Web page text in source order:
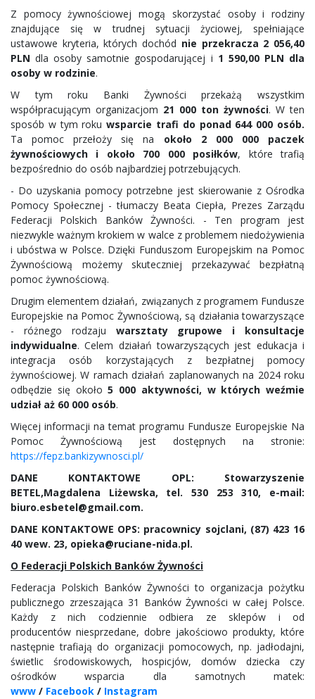
Z pomocy żywnościowej mogą skorzystać osoby i rodziny
znajdujące się w trudnej sytuacji życiowej, spełniające
ustawowe kryteria, których dochód nie przekracza 2 056,40
PLN dla osoby samotnie gospodarującej i 1 590,00 PLN dla
osoby w rodzinie.
W tym roku Banki Żywności przekażą wszystkim
współpracującym organizacjom 21 000 ton żywności. W ten
sposób w tym rokuwsparcie trafi do ponad 644 000 osób.
Ta pomoc przełoży się na około 2 000 000 paczek
żywnościowych i około 700 000 posiłków, które trafią
bezpośrednio do osób najbardziej potrzebujących.
- Do uzyskania pomocy potrzebne jest skierowanie z Ośrodka
Pomocy Społecznej - tłumaczy Beata Ciepła, Prezes Zarządu
Federacji Polskich Banków Żywności. - Ten program jest
niezwykle ważnym krokiem w walce z problemem niedożywienia
i ubóstwa w Polsce. Dzięki Funduszom Europejskim na Pomoc
Żywnościową możemy skuteczniej przekazywać bezpłatną
pomoc żywnościową.
Drugim elementem działań, związanych z programem Fundusze
Europejskie na Pomoc Żywnościową, są działania towarzyszące
- różnego rodzaju warsztaty grupowe i konsultacje
indywidualne. Celem działań towarzyszących jest edukacja i
integracja osób korzystających z bezpłatnej pomocy
żywnościowej. W ramach działań zaplanowanych na 2024 roku
odbędzie się około5 000 aktywności, w których weźmie
udział aż 60 000 osób.
Więcej informacji na temat programu Fundusze Europejskie Na
Pomoc Żywnościową jest dostępnych na stronie:
https://fepz.bankizywnosci.pl/
DANE KONTAKTOWE OPL: Stowarzyszenie
BETEL,Magdalena Liżewska, tel. 530 253 310, e-mail:
biuro.esbetel@gmail.com.
DANE KONTAKTOWE OPS: pracownicy sojclani, (87) 423 16
40 wew. 23, opieka@ruciane-nida.pl.
O Federacji Polskich Banków Żywności
Federacja Polskich Banków Żywności to organizacja pożytku
publicznego zrzeszająca 31 Banków Żywności w całej Polsce.
Każdy z nich codziennie odbiera ze sklepów i od
producentów niesprzedane, dobre jakościowo produkty, które
następnie trafiają do organizacji pomocowych, np. jadłodajni,
świetlic środowiskowych, hospicjów, domów dziecka czy
ośrodków wsparcia dla samotnych matek:
www / Facebook / Instagram